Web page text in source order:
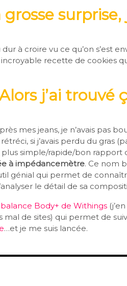
grosse surprise,
dur à croire vu ce qu’on s’est
recette de cookies
j’ai trouvé
mes jeans, je n’avais pas
si j’avais perdu du gras
plus simple/rapide/bon
à impédancemètre. Ce nom
génial qui permet de
le détail de sa
Body+ de Withings
mal de sites) qui permet de
…et je me suis lancée.